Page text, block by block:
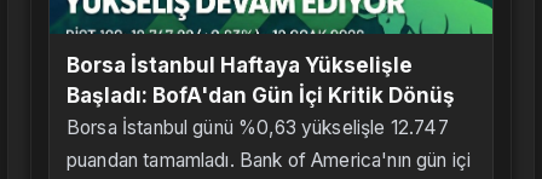
Borsa İstanbul Haftaya Yükselişle
Başladı: BofA'dan Gün İçi Kritik Dönüş
Borsa İstanbul günü %0,63 yükselişle 12.747
puandan tamamladı. Bank of America'nın gün içi